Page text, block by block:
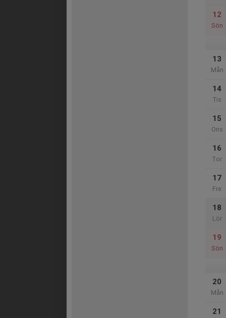
12
Sön
13
Mån
14
Tis
15
Ons
16
Tor
17
Fre
18
Lör
19
Sön
20
Mån
21